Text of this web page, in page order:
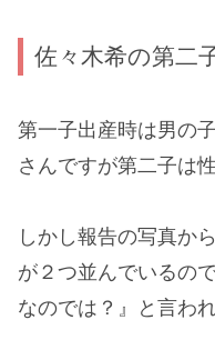
佐々木希の第二
第一子出産時は男の
さんですが第二子は
しかし報告の写真か
が２つ並んでいるの
なのでは？』と言わ